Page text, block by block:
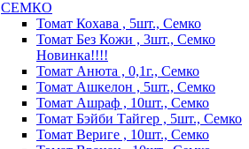
СЕМКО
Томат Кохава , 5шт., Семко
Томат Без Кожи , 3шт., Семко
Новинка!!!!
Томат Анюта , 0,1г., Семко
Томат Ашкелон , 5шт., Семко
Томат Ашраф , 10шт., Семко
Томат Бэйби Тайгер , 5шт., Семко
Томат Вериге , 10шт., Семко